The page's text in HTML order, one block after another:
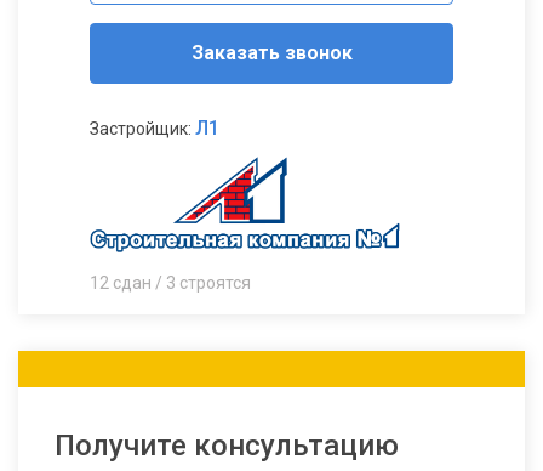
Заказать звонок
Застройщик: Л1
12 сдан / 3 строятся
Получите консультацию